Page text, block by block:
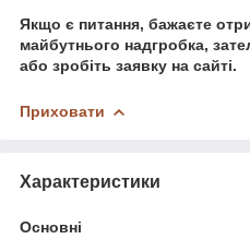
Якщо є питання, бажаєте
майбутнього надгробка,
або зробіть заявку на сайті.
Приховати
Характеристики
Основні